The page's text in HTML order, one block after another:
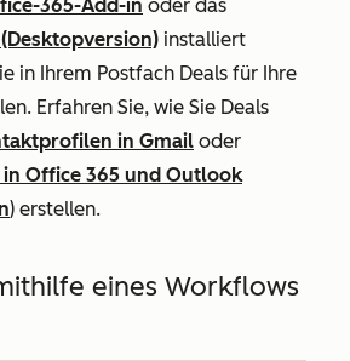
365-Add-in oder das
installiert
in Ihrem Postfach Deals für Ihre
Erfahren Sie, wie Sie Deals
in Gmail oder
Office 365 und Outlook
) erstellen.
eines Workflows